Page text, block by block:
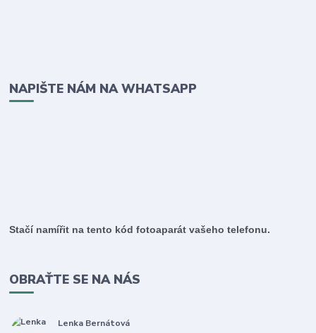
NAPIŠTE NÁM NA WHATSAPP
Stačí namířit na tento kód fotoaparát vašeho telefonu.
OBRAŤTE SE NA NÁS
Lenka Bernátová